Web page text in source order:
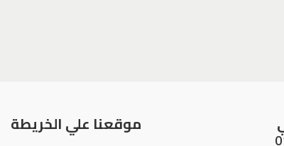
موقعنا علي الخريطة